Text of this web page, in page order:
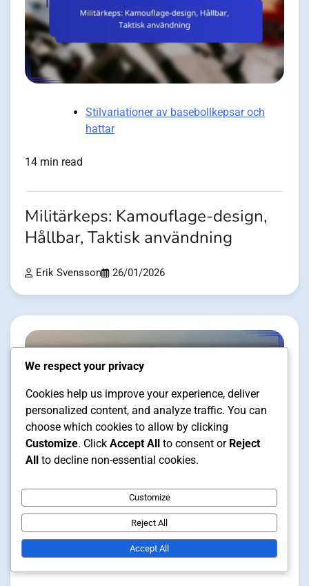
Stilvariationer av basebollkepsar och
hattar
14 min read
Militärkeps: Kamouflage-design,
Hållbar, Taktisk användning
Erik Svensson 26/01/2026
Stilvariationer av basebollkepsar och
hattar
12 min read
We respect your privacy
Cookies help us improve your experience, deliver
personalized content, and analyze traffic. You can
choose which cookies to allow by clicking
Customize. Click Accept All to consent or Reject
All to decline non-essential cookies.
Customize
Reject All
Accept All